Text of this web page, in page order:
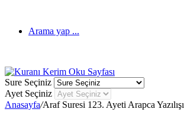
Arama yap ...
Sure Seçiniz
Ayet Seçiniz
Anasayfa/Araf Suresi 123. Ayeti Arapca Yazılışı